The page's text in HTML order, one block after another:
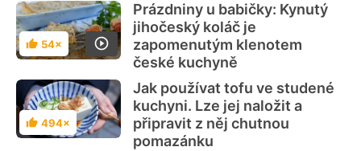
Hodnocení
54×
Prázdniny u babičky: Kynutý
jihočeský koláč je
zapomenutým klenotem
české kuchyně
Hodnocení
494×
Jak používat tofu ve studené
kuchyni. Lze jej naložit a
připravit z něj chutnou
pomazánku